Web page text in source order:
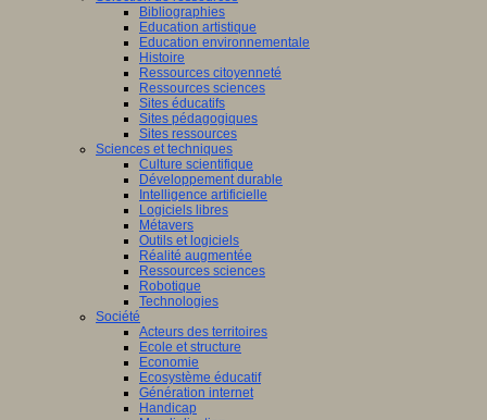
Bibliographies
Education artistique
Education environnementale
Histoire
Ressources citoyenneté
Ressources sciences
Sites éducatifs
Sites pédagogiques
Sites ressources
Sciences et techniques
Culture scientifique
Développement durable
Intelligence artificielle
Logiciels libres
Métavers
Outils et logiciels
Réalité augmentée
Ressources sciences
Robotique
Technologies
Société
Acteurs des territoires
Ecole et structure
Economie
Ecosystème éducatif
Génération internet
Handicap